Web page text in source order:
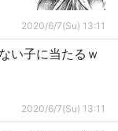
2020/6/7(Su) 13:11
い子に当たるｗ
2020/6/7(Su) 13:11